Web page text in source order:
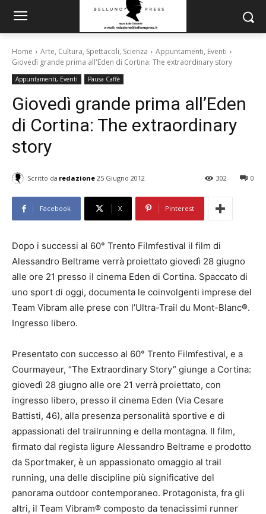
Home Arte, Cultura, Spettacoli, Scienza
Appuntamenti, Eventi
Giovedì grande prima all'Eden di Cortina: The extraordinary story
Appuntamenti, Eventi Pausa Caffè
Giovedì grande prima all’Eden
di Cortina: The extraordinary
story
Scritto da redazione 25 Giugno 2012 0
302
Facebook X Pinterest
Dopo i successi al 60° Trento Filmfestival il film di
Alessandro Beltrame verrà proiettato giovedì 28 giugno
alle ore 21 presso il cinema Eden di Cortina. Spaccato di
uno sport di oggi, documenta le coinvolgenti imprese del
Team Vibram alle prese con l’Ultra-Trail du Mont-Blanc®.
Ingresso libero.
Presentato con successo al 60° Trento Filmfestival, e a
Courmayeur, “The Extraordinary Story” giunge a Cortina:
giovedì 28 giugno alle ore 21 verrà proiettato, con
ingresso libero, presso il cinema Eden (Via Cesare
Battisti, 46), alla presenza personalità sportive e di
appassionati del trailrunning e della montagna. Il film,
firmato dal regista ligure Alessandro Beltrame e prodotto
da Sportmaker, è un appassionato omaggio al trail
running, una delle discipline più significative del
panorama outdoor contemporaneo. Protagonista, fra gli
altri, il Team Vibram® composto da tenacissimi runner